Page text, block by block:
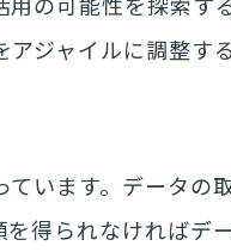
の可能性を探索す
ジャイルに調整す
います。データの
得られなければデ